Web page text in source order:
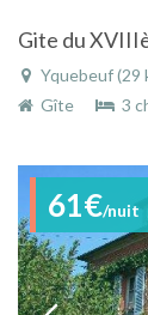
Yquebeuf (29
Gîte
3
61€/nuit